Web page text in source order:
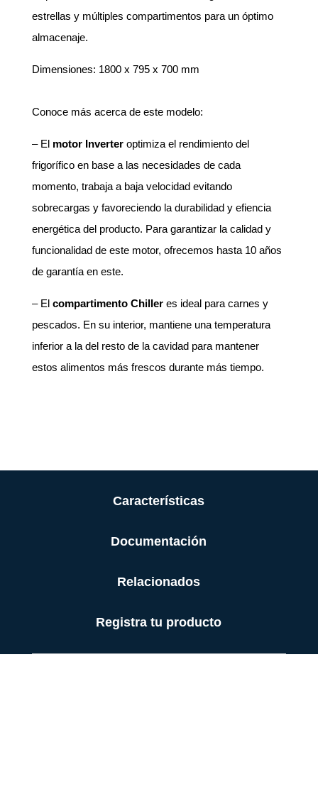
estrellas y múltiples compartimentos para un óptimo
almacenaje.
Dimensiones: 1800 x 795 x 700 mm
Conoce más acerca de este modelo:
– El motor Inverteroptimiza el rendimiento del
frigorífico en base a las necesidades de cada
momento, trabaja a baja velocidad evitando
sobrecargas y favoreciendo la durabilidad y efiencia
energética del producto. Para garantizar la calidad y
funcionalidad de este motor, ofrecemos hasta 10 años
de garantía en este.
– El compartimento Chilleres ideal para carnes y
pescados. En su interior, mantiene una temperatura
inferior a la del resto de la cavidad para mantener
estos alimentos más frescos durante más tiempo.
Características
Documentación
Relacionados
Registra tu producto